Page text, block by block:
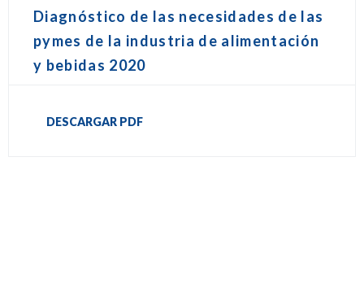
Diagnóstico de las necesidades de las
pymes de la industria de alimentación
y bebidas 2020
DESCARGAR PDF